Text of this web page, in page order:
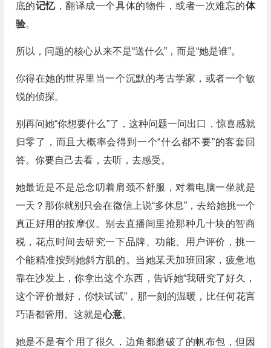
底的记忆，翻译成一个具体的物件，或者一次难忘的体
验。
所以，问题的核心从来不是“送什么”，而是“她是谁”。
你得在她的世界里当一个沉默的考古学家，或者一个敏
锐的侦探。
别再问她“你想要什么”了，这种问题一问出口，惊喜感就
归零了，而且大概率会得到一个“什么都不要”的客套回
答。你要自己去看，去听，去感受。
她最近是不是总念叨着肩颈不舒服，对着电脑一坐就是
一天？那你就别只会在微信上说“多休息”，去给她挑一个
真正好用的按摩仪。别去直播间里抢那种几十块的智商
税，花点时间去研究一下品牌、功能、用户评价，挑一
个能精准按到她斜方肌的。当她某天加班回家，疲惫地
靠在沙发上，你拿出这个东西，告诉她“我研究了好久，
这个评价最好，你快试试”，那一刻的温暖，比任何花言
巧语都管用。这就是心意。
她是不是有个用了很久，边角都磨破了的帆布包，但因